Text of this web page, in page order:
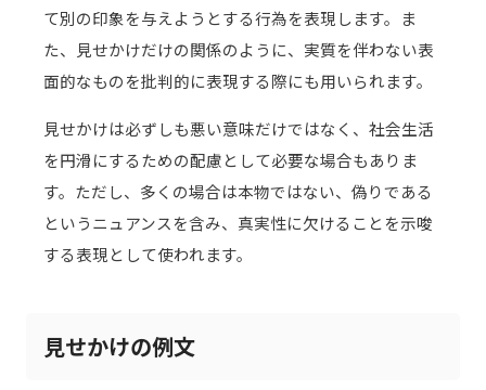
て別の印象を与えようとする行為を表現します。ま
た、見せかけだけの関係のように、実質を伴わない表
面的なものを批判的に表現する際にも用いられます。
見せかけは必ずしも悪い意味だけではなく、社会生活
を円滑にするための配慮として必要な場合もありま
す。ただし、多くの場合は本物ではない、偽りである
というニュアンスを含み、真実性に欠けることを示唆
する表現として使われます。
見せかけの例文